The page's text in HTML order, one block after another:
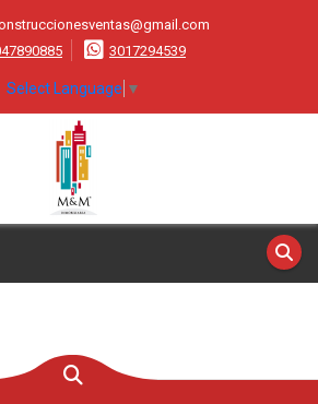
3017294539
Select Language ▼